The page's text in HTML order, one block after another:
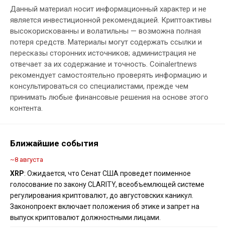
Данный материал носит информационный характер и не
является инвестиционной рекомендацией. Криптоактивы
высокорискованны и волатильны — возможна полная
потеря средств. Материалы могут содержать ссылки и
пересказы сторонних источников; администрация не
отвечает за их содержание и точность. Coinalertnews
рекомендует самостоятельно проверять информацию и
консультироваться со специалистами, прежде чем
принимать любые финансовые решения на основе этого
контента.
Ближайшие события
~8 августа
XRP: Ожидается, что Сенат США проведет поименное
голосование по закону CLARITY, всеобъемлющей системе
регулирования криптовалют, до августовских каникул.
Законопроект включает положения об этике и запрет на
выпуск криптовалют должностными лицами.